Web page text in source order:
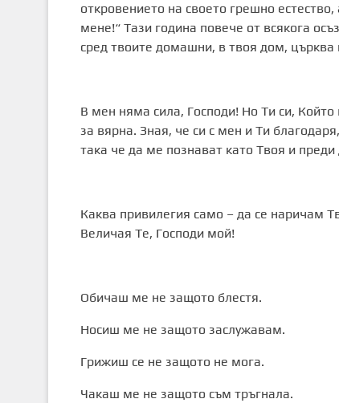
откровението на своето грешно
мене!“ Тази година повече от всякога
сред твоите домашни, в твоя дом, църква
В мен няма сила, Господи! Но Ти си,
за вярна. Зная, че си с мен и Ти
така че да ме познават като Твоя и
Каква привилегия само – да се наричам
Величая Те, Господи мой!
Обичаш ме не защото блестя.
Носиш ме не защото заслужавам.
Грижиш се не защото не мога.
Чакаш ме не защото съм тръгнала.